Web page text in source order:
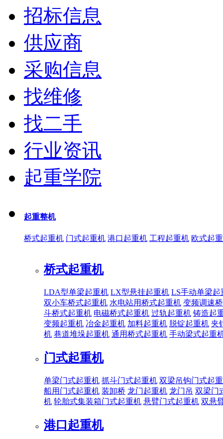
招标信息
供应商
采购信息
找维修
找二手
行业资讯
起重学院
起重整机
桥式起重机 门式起重机 港口起重机 工程起重机 欧式起
桥式起重机
LDA型单梁起重机 LX型悬挂起重机 LS手动单梁起
双小车桥式起重机 水电站用桥式起重机 变频调速
斗桥式起重机 电磁桥式起重机 过轨起重机 铸造起
变频起重机 冶金起重机 加料起重机 脱锭起重机 夹
机 巷道堆垛起重机 通用桥式起重机 手动梁式起重
门式起重机
单梁门式起重机 抓斗门式起重机 双梁吊钩门式起
船用门式起重机 装卸桥 龙门起重机 龙门吊 双梁门
机 轮胎式集装箱门式起重机 悬臂门式起重机 双悬
港口起重机